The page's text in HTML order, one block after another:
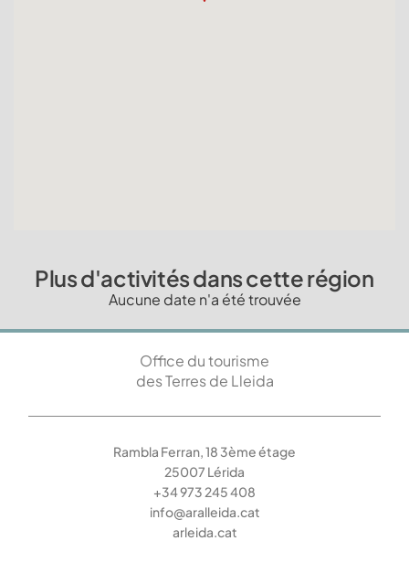
Plus d'activités dans cette région
Aucune date n'a été trouvée
Office du tourisme
des Terres de Lleida
Rambla Ferran, 18 3ème étage
25007 Lérida
+34 973 245 408
info@aralleida.cat
arleida.cat